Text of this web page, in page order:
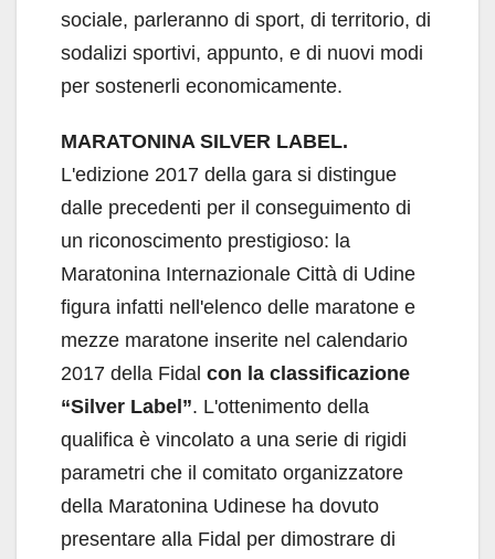
sociale, parleranno di sport, di territorio, di
sodalizi sportivi, appunto, e di nuovi modi
per sostenerli economicamente.
MARATONINA SILVER LABEL.
L'edizione 2017 della gara si distingue
dalle precedenti per il conseguimento di
un riconoscimento prestigioso: la
Maratonina Internazionale Città di Udine
figura infatti nell'elenco delle maratone e
mezze maratone inserite nel calendario
2017 della Fidal con la classificazione
“Silver Label”. L'ottenimento della
qualifica è vincolato a una serie di rigidi
parametri che il comitato organizzatore
della Maratonina Udinese ha dovuto
presentare alla Fidal per dimostrare di